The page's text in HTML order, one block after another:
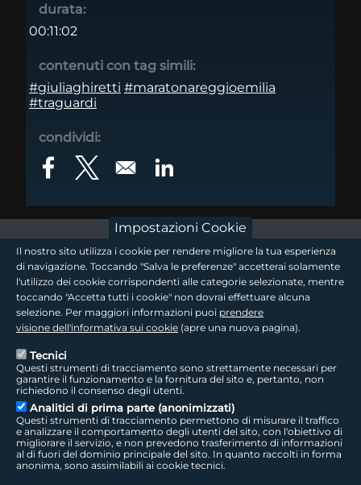
durata:
00:11:02
contenuti con tag simili:
#giuliaghiretti #maratonareggioemilia
#traguardi
condividi:
Opens in a new window
Opens in a new windowOpens in a new window
footer - sezione logo 1
footer - sezione logo2
footer - sezione link utili
Seguici sui social
LepidaTV | Accessibilità | Cookie | Privacy | Social Media Policy
Impostazioni Cookie
Il nostro sito utilizza i cookie per rendere migliore la tua esperienza
di navigazione. Toccando "Salva le preferenze" accetterai solamente
l'utilizzo dei cookie corrispondenti alle categorie selezionate, mentre
toccando "Accetta tutti i cookie" non dovrai effettuare alcuna
selezione. Per maggiori informazioni puoi prendere
visione dell'informativa sui cookie (apre una nuova pagina).
Tecnici
Questi strumenti di tracciamento sono strettamente necessari per
garantire il funzionamento e la fornitura del sito e, pertanto, non
richiedono il consenso degli utenti.
Analitici di prima parte (anonimizzati)
Questi strumenti di tracciamento permettono di misurare il traffico
e analizzare il comportamento degli utenti del sito, con l'obiettivo di
migliorare il servizio, e non prevedono trasferimento di informazioni
al di fuori del dominio principale del sito. In quanto raccolti in forma
anonima, sono assimilabili ai cookie tecnici.